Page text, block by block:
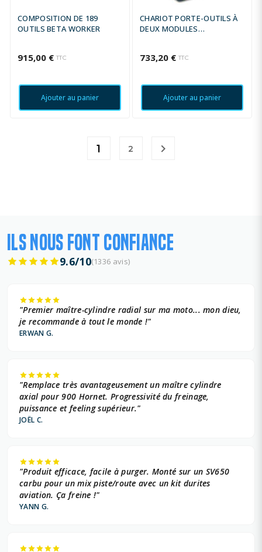
COMPOSITION DE 189
OUTILS BETA WORKER
915,00 € TTC
Ajouter au panier
CHARIOT PORTE-OUTILS À
DEUX MODULES
733,20 € TTC
Ajouter au panier
1 2 
ILS NOUS FONT CONFIANCE
9.6/10(1336 avis)
"Premier maître-cylindre radial sur ma moto... mon dieu,
je recommande à tout le monde !"
ERWAN G.
"Remplace très avantageusement un maître cylindre
axial pour 900 Hornet. Progressivité du freinage,
puissance et feeling supérieur."
JOËL C.
"Produit efficace, facile à purger. Monté sur un SV650
carbu pour un mix piste/route avec un kit durites
aviation. Ça freine !"
YANN G.